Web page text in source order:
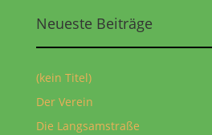
Neueste Beiträge
(kein Titel)
Der Verein
Die Langsamstraße